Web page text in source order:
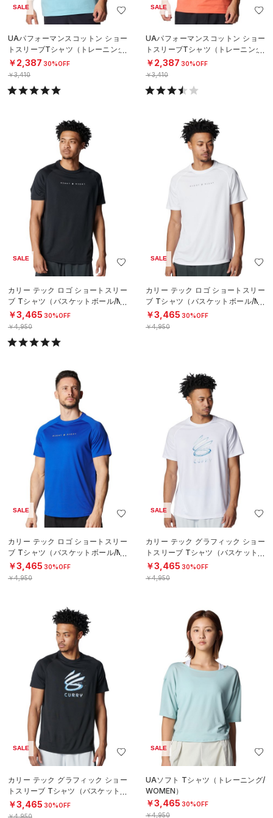
SALE
UAパフォーマンスコットン ショー
トスリーブTシャツ（トレーニング/
MEN）
￥2,387 30%OFF
￥3,410
SALE
UAパフォーマンスコットン ショー
トスリーブTシャツ（トレーニング/
MEN）
￥2,387 30%OFF
￥3,410
SALE
カリー テック ロゴ ショートスリー
ブ Tシャツ（バスケットボール/ME
N）
￥3,465 30%OFF
￥4,950
SALE
カリー テック ロゴ ショートスリー
ブ Tシャツ（バスケットボール/ME
N）
￥3,465 30%OFF
￥4,950
SALE
カリー テック ロゴ ショートスリー
ブ Tシャツ（バスケットボール/ME
N）
￥3,465 30%OFF
￥4,950
SALE
カリー テック グラフィック ショー
トスリーブ Tシャツ（バスケットボ
ール/MEN）
￥3,465 30%OFF
￥4,950
SALE
カリー テック グラフィック ショー
トスリーブ Tシャツ（バスケットボ
ール/MEN）
￥3,465 30%OFF
￥4,950
SALE
UAソフト Tシャツ（トレーニング/
WOMEN）
￥3,465 30%OFF
￥4,950